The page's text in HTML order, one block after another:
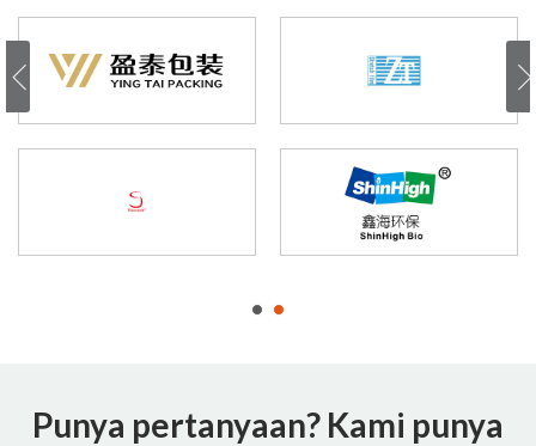
Punya pertanyaan? Kami punya